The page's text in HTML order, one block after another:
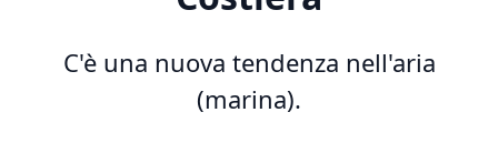
C'è una nuova tendenza nell'aria
(marina).